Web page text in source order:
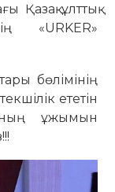
Қазақ ұлттық
«URKER»
бөлімінің
ететін
ұжымын